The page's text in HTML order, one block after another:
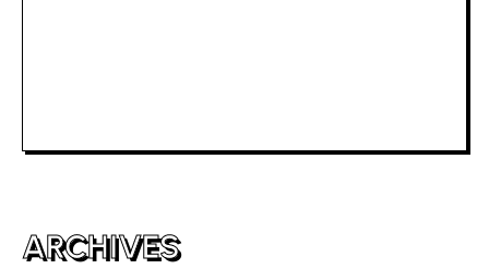
ARCHIVES